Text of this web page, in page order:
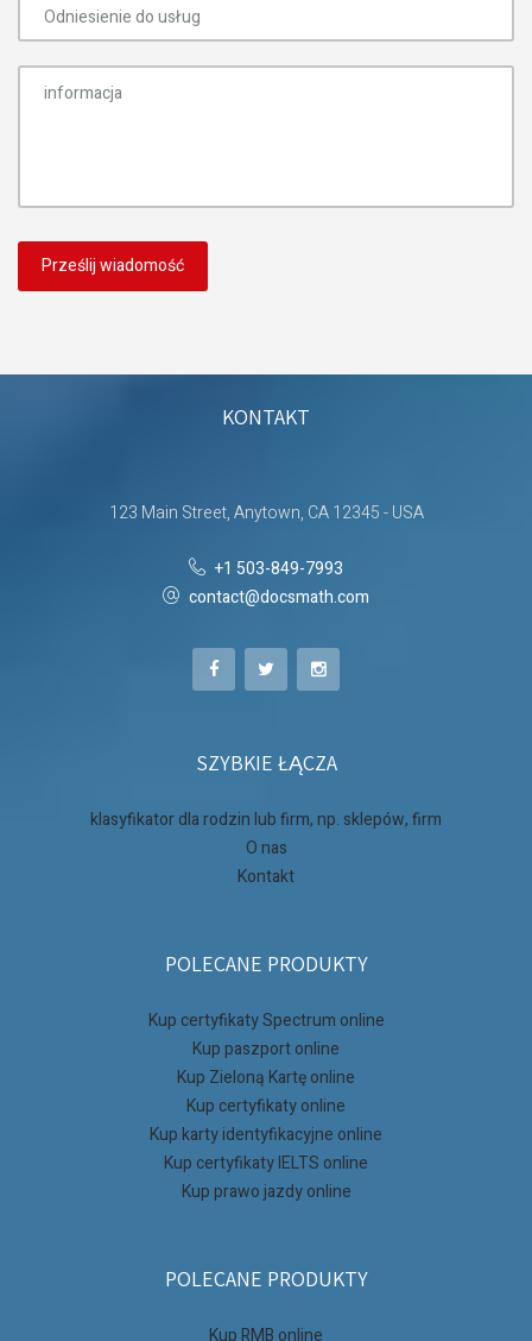
KONTAKT
123 Main Street, Anytown, CA 12345 - USA
+1 503-849-7993
contact@docsmath.com
SZYBKIE ŁĄCZA
klasyfikator dla rodzin lub firm, np. sklepów, firm
O nas
Kontakt
POLECANE PRODUKTY
Kup certyfikaty Spectrum online
Kup paszport online
Kup Zieloną Kartę online
Kup certyfikaty online
Kup karty identyfikacyjne online
Kup certyfikaty IELTS online
Kup prawo jazdy online
POLECANE PRODUKTY
Kup RMB online